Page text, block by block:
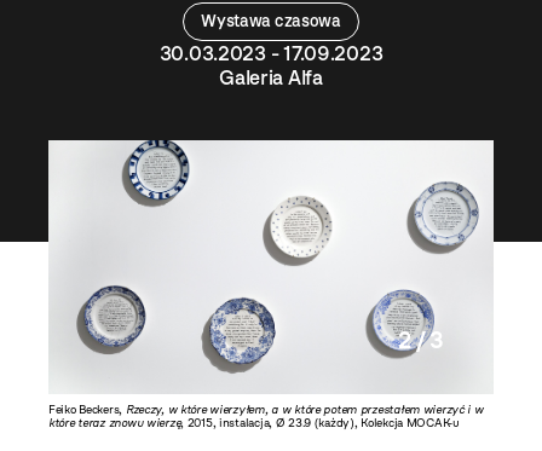
Wystawa czasowa
30.03.2023 - 17.09.2023
Galeria Alfa
Feiko Beckers, Rzeczy, w które wierzyłem, a w które potem przestałem wierzyć i w
które teraz znowu wierzę, 2015, instalacja, Ø 23.9 (każdy), Kolekcja MOCAK-u
2 / 3